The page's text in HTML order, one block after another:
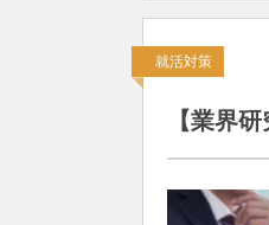
就活対策
【業界